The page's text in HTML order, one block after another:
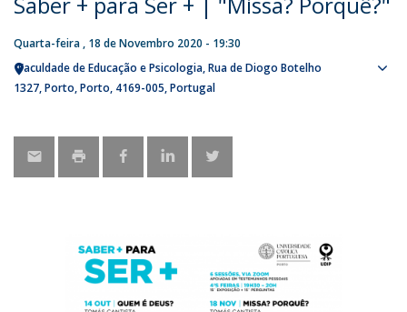
Quarta-feira , 18 de Novembro 2020 - 19:30
Faculdade de Educação e Psicologia Rua de Diogo Botelho
1327 Porto Porto 4169-005 Portugal